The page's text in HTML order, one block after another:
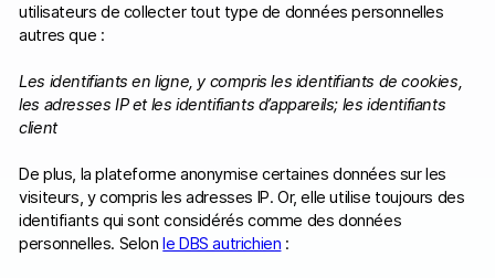
utilisateurs de collecter tout type de données personnelles
autres que :
Les identifiants en ligne, y compris les identifiants de cookies,
les adresses IP et les identifiants d’appareils; les identifiants
client
De plus, la plateforme anonymise certaines données sur les
visiteurs, y compris les adresses IP. Or, elle utilise toujours des
identifiants qui sont considérés comme des données
personnelles. Selonle DBS autrichien :